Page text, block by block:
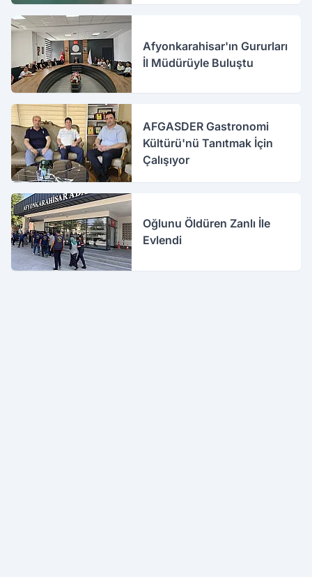
Afyonkarahisar'ın Gururları
İl Müdürüyle Buluştu
AFGASDER Gastronomi
Kültürü'nü Tanıtmak İçin
Çalışıyor
Oğlunu Öldüren Zanlı İle
Evlendi